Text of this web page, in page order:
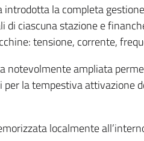
la completa
di ciascuna stazione e
tensione, corrente,
notevolmente ampliata
la tempestiva attivazione
localmente